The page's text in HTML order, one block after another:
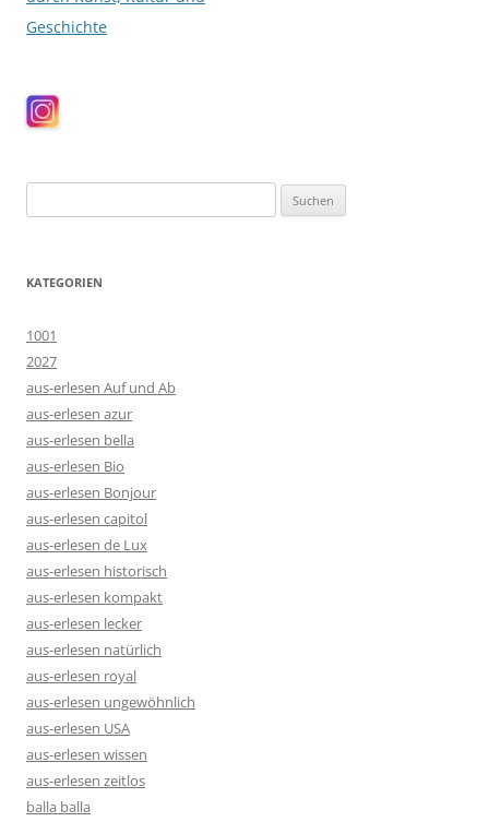
Geschichte
nach:
KATEGORIEN
1001
2027
aus-erlesen Auf und Ab
aus-erlesen azur
aus-erlesen bella
aus-erlesen Bio
aus-erlesen Bonjour
aus-erlesen capitol
aus-erlesen de Lux
aus-erlesen historisch
aus-erlesen kompakt
aus-erlesen lecker
aus-erlesen natürlich
aus-erlesen royal
aus-erlesen ungewöhnlich
aus-erlesen USA
aus-erlesen wissen
aus-erlesen zeitlos
balla balla